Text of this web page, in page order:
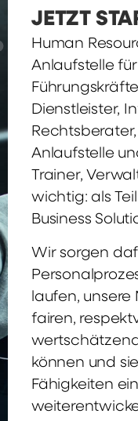
JETZT
Human
Anlaufstelle
Dienstleister,
Anlaufstelle
Trainer,
wichtig: als
Business
Wir sorgen
laufen,
fairen,
können und
Fähigkeiten